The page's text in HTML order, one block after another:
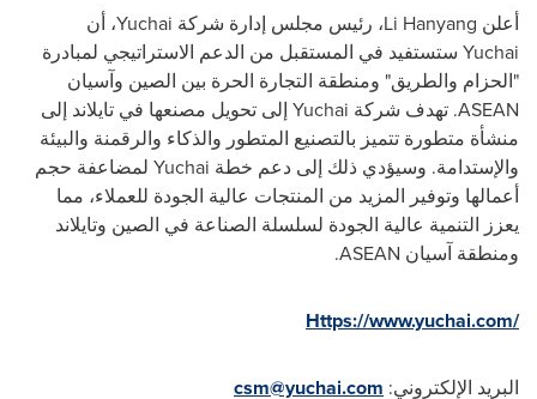
أعلن Li Hanyang، رئيس مجلس إدارة شركة Yuchai، أن
Yuchai ستستفيد في المستقبل من الدعم الاستراتيجي لمبادرة
"الحزام والطريق" ومنطقة التجارة الحرة بين الصين وآسيان
ASEAN. تهدف شركة Yuchai إلى تحويل مصنعها في تايلاند إلى
منشأة متطورة تتميز بالتصنيع المتطور والذكاء والرقمنة والبيئة
والإستدامة. وسيؤدي ذلك إلى دعم خطة Yuchai لمضاعفة حجم
أعمالها وتوفير المزيد من المنتجات عالية الجودة للعملاء، مما
يعزز التنمية عالية الجودة لسلسلة الصناعة في الصين وتايلاند
ومنطقة آسيان ASEAN
.
Https://www.yuchai.com/
البريد الإلكتروني: csm@yuchai.com